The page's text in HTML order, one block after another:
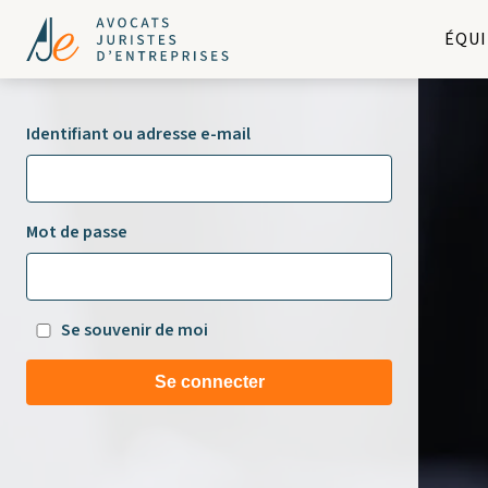
Identifiant ou adresse e-mail
Mot de passe
Se souvenir de moi